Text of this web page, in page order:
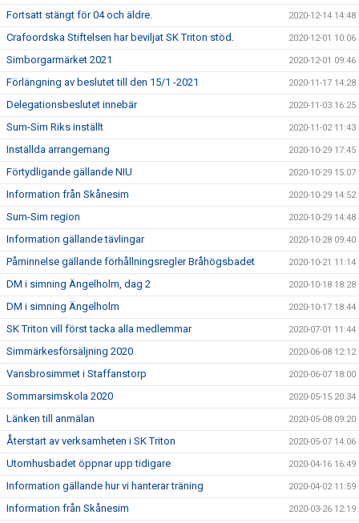
Fortsatt stängt för 04 och äldre. 2020-12-14 14:48
Crafoordska Stiftelsen har beviljat SK Triton stöd. 2020-12-01 10:06
Simborgarmärket 2021 2020-12-01 09:46
Förlängning av beslutet till den 15/1 -2021 2020-11-17 14:28
Delegationsbeslutet innebär 2020-11-03 16:25
Sum-Sim Riks inställt 2020-11-02 11:43
Inställda arrangemang 2020-10-29 17:45
Förtydligande gällande NIU 2020-10-29 15:07
Information från Skånesim 2020-10-29 14:52
Sum-Sim region 2020-10-29 14:48
Information gällande tävlingar 2020-10-28 09:40
Påminnelse gällande förhållningsregler Bråhögsbadet 2020-10-21 11:14
DM i simning Ängelholm, dag 2 2020-10-18 18:28
DM i simning Ängelholm 2020-10-17 18:44
SK Triton vill först tacka alla medlemmar 2020-07-01 11:44
Simmärkesförsäljning 2020 2020-06-08 12:12
Vansbrosimmet i Staffanstorp 2020-06-07 18:00
Sommarsimskola 2020 2020-05-15 20:34
Länken till anmälan 2020-05-08 09:20
Återstart av verksamheten i SK Triton 2020-05-07 14:06
Utomhusbadet öppnar upp tidigare 2020-04-16 16:49
Information gällande hur vi hanterar träning 2020-04-02 11:59
Information från Skånesim 2020-03-26 12:19